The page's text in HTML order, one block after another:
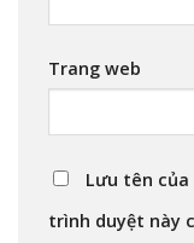
Trang web
Lưu tên
trình duyệt này